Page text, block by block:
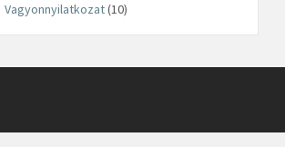
Vagyonnyilatkozat(10)